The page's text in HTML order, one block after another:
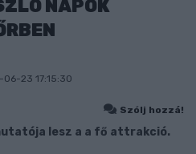
NAPOK
06-23 17:15:30
Szólj hozzá!
lesz a a fő attrakció.